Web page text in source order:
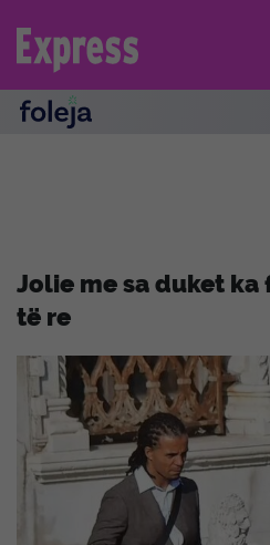
Jolie me sa duket
të re